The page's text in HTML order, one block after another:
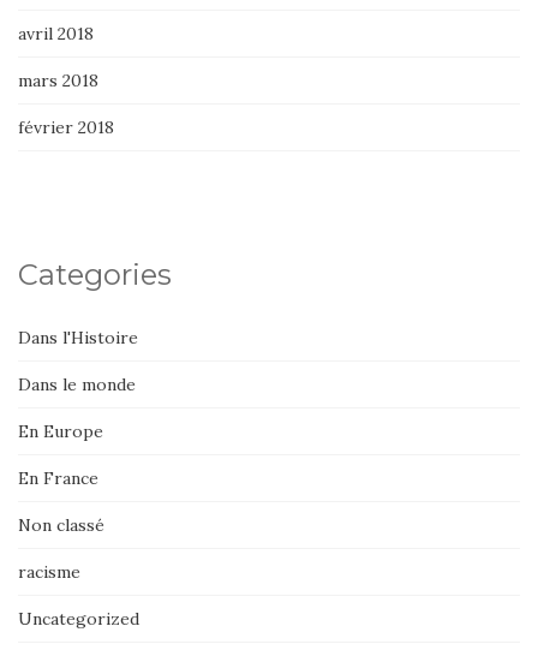
avril 2018
mars 2018
février 2018
Categories
Dans l'Histoire
Dans le monde
En Europe
En France
Non classé
racisme
Uncategorized